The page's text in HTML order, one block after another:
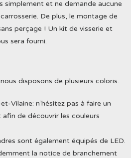
simplement et ne demande aucune
De plus, le montage de
perçage ! Un kit de visserie et
sera fourni.
disposons de plusieurs coloris.
Vilaine: n’hésitez pas à faire un
de découvrir les couleurs
sont également équipés de LED.
la notice de branchement